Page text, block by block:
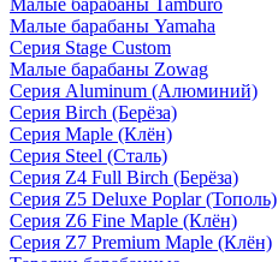
Малые барабаны Tamburo
Малые барабаны Yamaha
Серия Stage Custom
Малые барабаны Zowag
Серия Aluminum (Алюминий)
Серия Birch (Берёза)
Серия Maple (Клён)
Серия Steel (Сталь)
Серия Z4 Full Birch (Берёза)
Серия Z5 Deluxe Poplar (Тополь)
Серия Z6 Fine Maple (Клён)
Серия Z7 Premium Maple (Клён)